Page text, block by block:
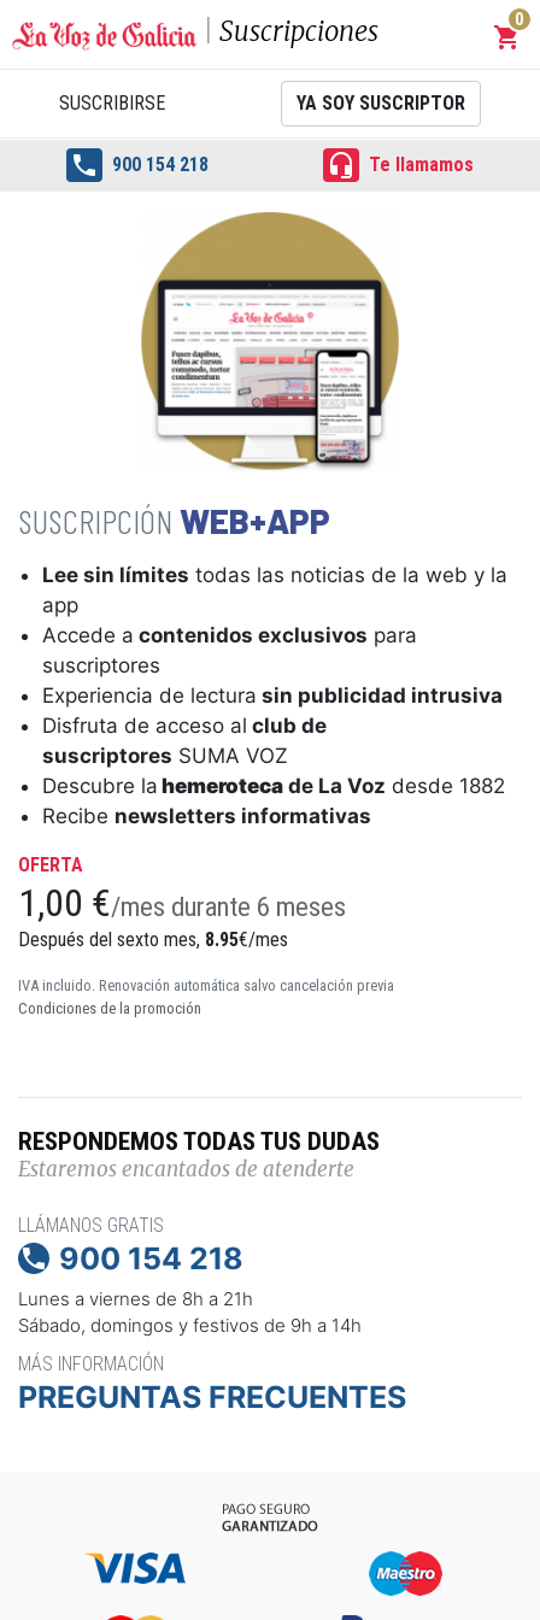
Suscripciones shopping_cart
0
SUSCRIBIRSE YA SOY SUSCRIPTOR
 900 154 218  Te llamamos
WEB+APP
Lee sin límites todas las noticias de la web y la
app
Accede a contenidos exclusivos para
suscriptores
Experiencia de lectura sin publicidad intrusiva
Disfruta de acceso al club de
suscriptores SUMA VOZ
Descubre la hemeroteca de La Voz desde 1882
Recibe newsletters informativas
OFERTA
1,00 €/mes durante 6 meses
Después del sexto mes, 8.95€/mes
IVA incluido. Renovación automática salvo cancelación previa
Condiciones de la promoción
RESPONDEMOS TODAS TUS DUDAS
Estaremos encantados de atenderte
LLÁMANOS GRATIS
 900 154 218
Lunes a viernes de 8h a 21h
Sábado, domingos y festivos de 9h a 14h
MÁS INFORMACIÓN
PREGUNTAS FRECUENTES